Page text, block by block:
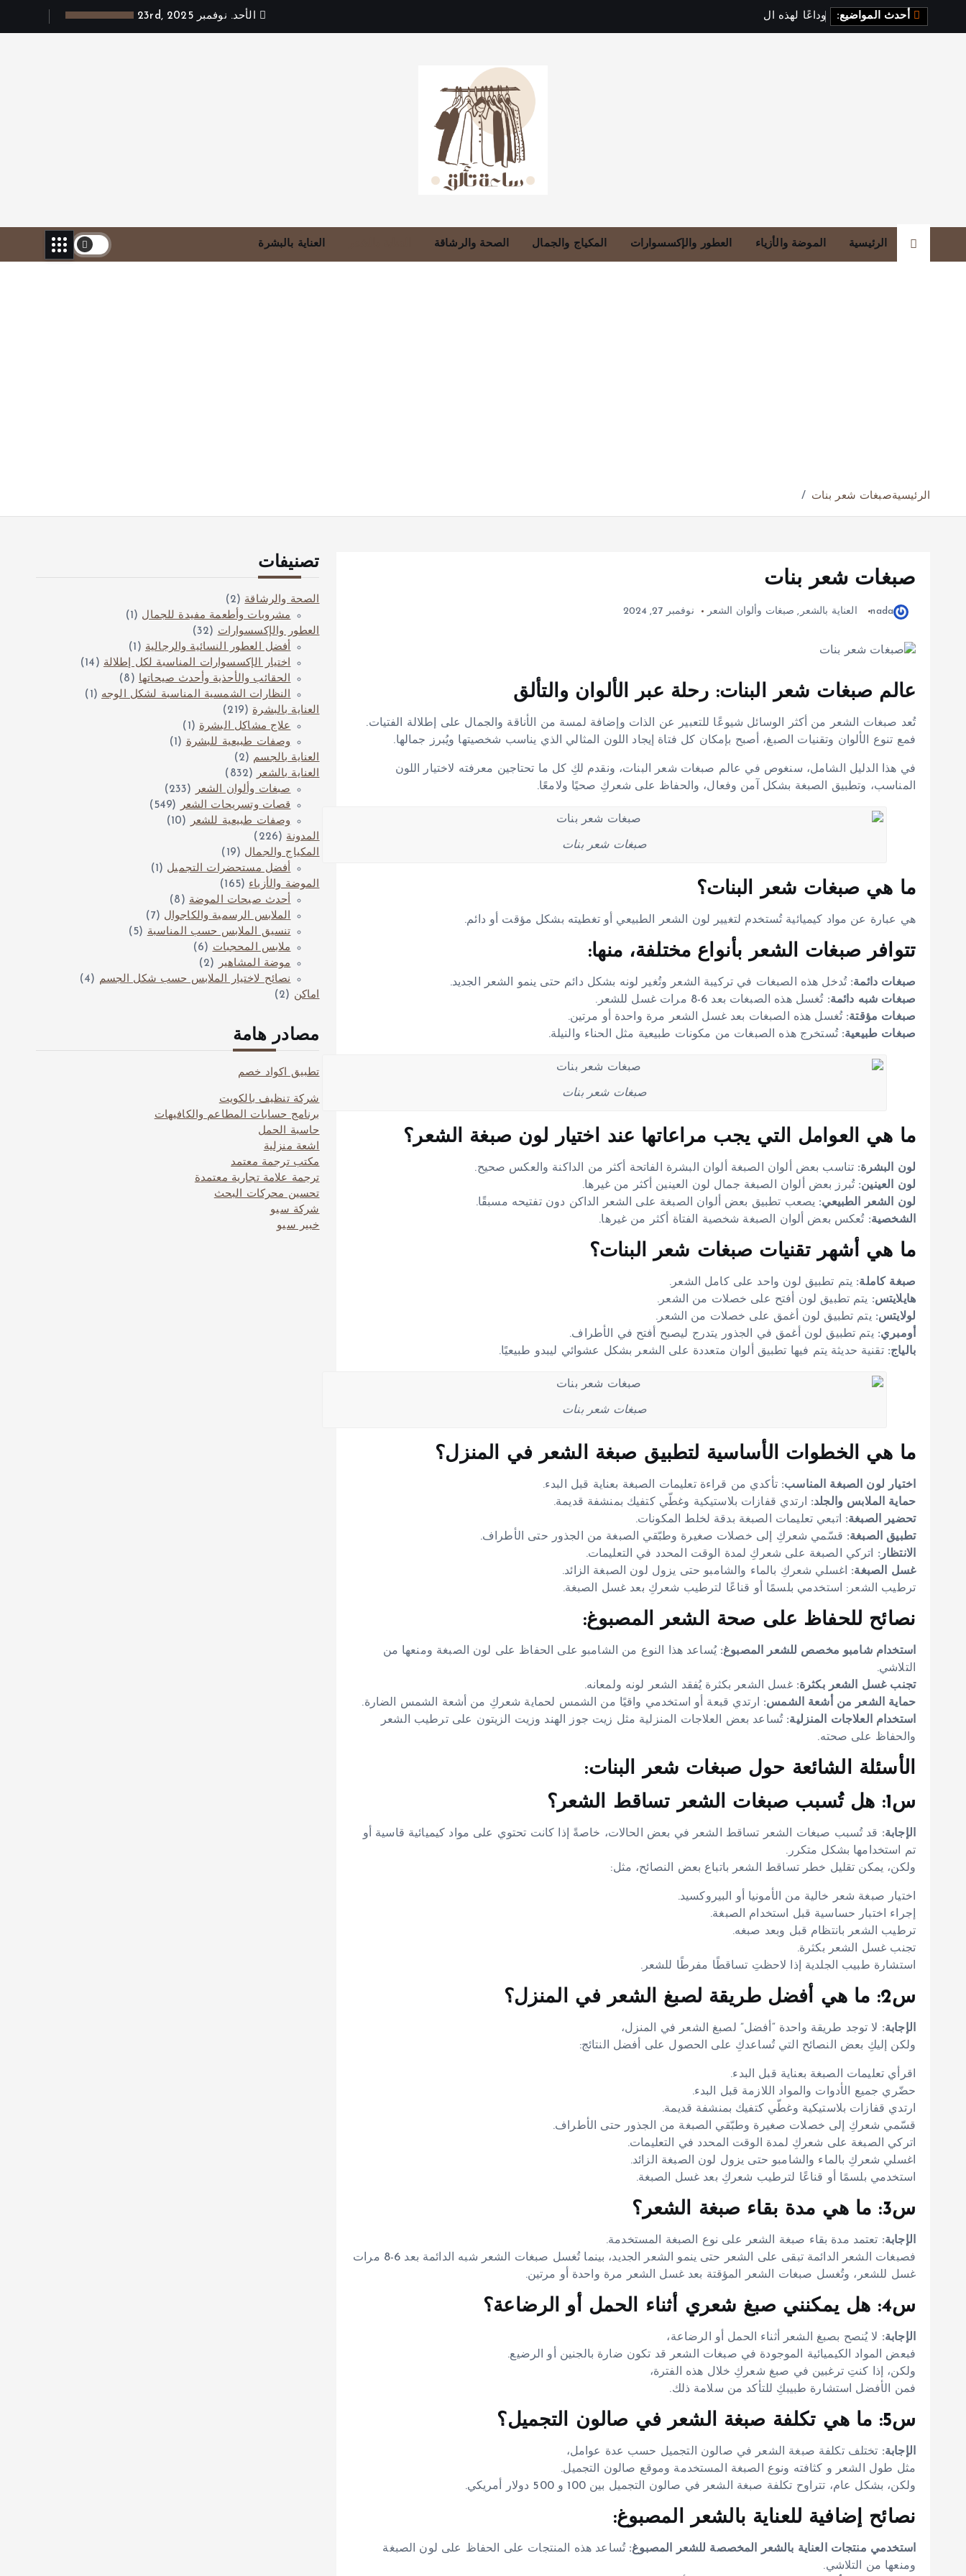
ت
ى
أحدث المواضيع: وداعا لهذه ا لأل الأحد. نوفمبر 23rd, 2025
الرئيسية الموضة والأزياء العطور والإكسسوارات المكياج والجمال الصحة والرشاقة العناية بالبشرة
الرئيسيةصبغات شعر بنات
صبغات شعر بنات
nada العناية بالشعر , صبغات وألوان الشعر نوفمبر 27, 2024
عالم صبغات شعر البنات: رحلة عبر الألوان والتألق
تُعد صبغات الشعر من أكثر الوسائل شيوعًا للتعبير عن الذات وإضافة لمسة من الأناقة والجمال على إطلالة الفتيات.
فمع تنوع الألوان وتقنيات الصبغ، أصبح بإمكان كل فتاة إيجاد اللون المثالي الذي يناسب شخصيتها ويُبرز جمالها.
في هذا الدليل الشامل، سنغوص في عالم صبغات شعر البنات، ونقدم لكِ كل ما تحتاجين معرفته لاختيار اللون
المناسب، وتطبيق الصبغة بشكل آمن وفعال، والحفاظ على شعركِ صحيًا ولامعًا.
صبغات شعر بنات
ما هي صبغات شعر البنات؟
هي عبارة عن مواد كيميائية تُستخدم لتغيير لون الشعر الطبيعي أو تغطيته بشكل مؤقت أو دائم.
تتوافر صبغات الشعر بأنواع مختلفة، منها:
صبغات دائمة: تُدخل هذه الصبغات في تركيبة الشعر وتُغير لونه بشكل دائم حتى ينمو الشعر الجديد.
صبغات شبه دائمة: تُغسل هذه الصبغات بعد 6-8 مرات غسل للشعر.
صبغات مؤقتة: تُغسل هذه الصبغات بعد غسل الشعر مرة واحدة أو مرتين.
صبغات طبيعية: تُستخرج هذه الصبغات من مكونات طبيعية مثل الحناء والنيلة.
صبغات شعر بنات
ما هي العوامل التي يجب مراعاتها عند اختيار لون صبغة الشعر؟
لون البشرة: تناسب بعض ألوان الصبغة ألوان البشرة الفاتحة أكثر من الداكنة والعكس صحيح.
لون العينين: تُبرز بعض ألوان الصبغة جمال لون العينين أكثر من غيرها.
لون الشعر الطبيعي: يصعب تطبيق بعض ألوان الصبغة على الشعر الداكن دون تفتيحه مسبقًا.
الشخصية: تُعكس بعض ألوان الصبغة شخصية الفتاة أكثر من غيرها.
ما هي أشهر تقنيات صبغات شعر البنات؟
صبغة كاملة: يتم تطبيق لون واحد على كامل الشعر.
هايلايتس: يتم تطبيق لون أفتح على خصلات من الشعر.
لولايتس: يتم تطبيق لون أغمق على خصلات من الشعر.
أومبري: يتم تطبيق لون أغمق في الجذور يتدرج ليصبح أفتح في الأطراف.
بالياج: تقنية حديثة يتم فيها تطبيق ألوان متعددة على الشعر بشكل عشوائي ليبدو طبيعيًا.
صبغات شعر بنات
ما هي الخطوات الأساسية لتطبيق صبغة الشعر في المنزل؟
اختيار لون الصبغة المناسب: تأكدي من قراءة تعليمات الصبغة بعناية قبل البدء.
حماية الملابس والجلد: ارتدي قفازات بلاستيكية وغطّي كتفيك بمنشفة قديمة.
تحضير الصبغة: اتبعي تعليمات الصبغة بدقة لخلط المكونات.
تطبيق الصبغة: قسّمي شعركِ إلى خصلات صغيرة وطبّقي الصبغة من الجذور حتى الأطراف.
الانتظار: اتركي الصبغة على شعركِ لمدة الوقت المحدد في التعليمات.
غسل الصبغة: اغسلي شعركِ بالماء والشامبو حتى يزول لون الصبغة الزائد.
ترطيب الشعر: استخدمي بلسمًا أو قناعًا لترطيب شعركِ بعد غسل الصبغة.
نصائح للحفاظ على صحة الشعر المصبوغ:
استخدام شامبو مخصص للشعر المصبوغ: يُساعد هذا النوع من الشامبو على الحفاظ على لون الصبغة ومنعها من
التلاشي.
تجنب غسل الشعر بكثرة: غسل الشعر بكثرة يُفقد الشعر لونه ولمعانه.
حماية الشعر من أشعة الشمس: ارتدي قبعة أو استخدمي واقيًا من الشمس لحماية شعركِ من أشعة الشمس الضارة.
استخدام العلاجات المنزلية: تُساعد بعض العلاجات المنزلية مثل زيت جوز الهند وزيت الزيتون على ترطيب الشعر
والحفاظ على صحته.
الأسئلة الشائعة حول صبغات شعر البنات:
س1: هل تُسبب صبغات الشعر تساقط الشعر؟
الإجابة: قد تُسبب صبغات الشعر تساقط الشعر في بعض الحالات، خاصةً إذا كانت تحتوي على مواد كيميائية قاسية أو
تم استخدامها بشكل متكرر.
ولكن، يمكن تقليل خطر تساقط الشعر باتباع بعض النصائح، مثل:
اختيار صبغة شعر خالية من الأمونيا أو البيروكسيد.
إجراء اختبار حساسية قبل استخدام الصبغة.
ترطيب الشعر بانتظام قبل وبعد صبغه.
تجنب غسل الشعر بكثرة.
استشارة طبيب الجلدية إذا لاحظتِ تساقطًا مفرطًا للشعر.
س2: ما هي أفضل طريقة لصبغ الشعر في المنزل؟
الإجابة: لا توجد طريقة واحدة “أفضل” لصبغ الشعر في المنزل،
ولكن إليكِ بعض النصائح التي تُساعدكِ على الحصول على أفضل النتائج:
اقرأي تعليمات الصبغة بعناية قبل البدء.
حضّري جميع الأدوات والمواد اللازمة قبل البدء.
ارتدي قفازات بلاستيكية وغطّي كتفيك بمنشفة قديمة.
قسّمي شعركِ إلى خصلات صغيرة وطبّقي الصبغة من الجذور حتى الأطراف.
اتركي الصبغة على شعركِ لمدة الوقت المحدد في التعليمات.
اغسلي شعركِ بالماء والشامبو حتى يزول لون الصبغة الزائد.
استخدمي بلسمًا أو قناعًا لترطيب شعركِ بعد غسل الصبغة.
س3: ما هي مدة بقاء صبغة الشعر؟
الإجابة: تعتمد مدة بقاء صبغة الشعر على نوع الصبغة المستخدمة.
فصبغات الشعر الدائمة تبقى على الشعر حتى ينمو الشعر الجديد، بينما تُغسل صبغات الشعر شبه الدائمة بعد 6-8 مرات
غسل للشعر، وتُغسل صبغات الشعر المؤقتة بعد غسل الشعر مرة واحدة أو مرتين.
س4: هل يمكنني صبغ شعري أثناء الحمل أو الرضاعة؟
الإجابة: لا يُنصح بصبغ الشعر أثناء الحمل أو الرضاعة،
فبعض المواد الكيميائية الموجودة في صبغات الشعر قد تكون ضارة بالجنين أو الرضيع.
ولكن، إذا كنتِ ترغبين في صبغ شعركِ خلال هذه الفترة،
فمن الأفضل استشارة طبيبكِ للتأكد من سلامة ذلك.
س5: ما هي تكلفة صبغة الشعر في صالون التجميل؟
الإجابة: تختلف تكلفة صبغة الشعر في صالون التجميل حسب عدة عوامل،
مثل طول الشعر و كثافته ونوع الصبغة المستخدمة وموقع صالون التجميل.
ولكن، بشكل عام، تتراوح تكلفة صبغة الشعر في صالون التجميل بين 100 و 500 دولار أمريكي.
نصائح إضافية للعناية بالشعر المصبوغ:
استخدمي منتجات العناية بالشعر المخصصة للشعر المصبوغ: تُساعد هذه المنتجات على الحفاظ على لون الصبغة
ومنعها من التلاشي.
تصنيفات
الصحة والرشاقة (2)
مشروبات وأطعمة مفيدة للجمال (1)
العطور والإكسسوارات (32)
أفضل العطور النسائية والرجالية (1)
اختيار الإكسسوارات المناسبة لكل إطلالة (14)
الحقائب والأحذية وأحدث صيحاتها (8)
النظارات الشمسية المناسبة لشكل الوجه (1)
العناية بالبشرة (219)
علاج مشاكل البشرة (1)
وصفات طبيعية للبشرة (1)
العناية بالجسم (2)
العناية بالشعر
(832)
صبغات وألوان الشعر
(233)
قصات وتسريحات الشعر
(549)
وصفات طبيعية للشعر
(10)
المدونة (226)
المكياج والجمال (19)
أفضل مستحضرات التجميل (1)
الموضة والأزياء (165)
أحدث صيحات الموضة (8)
الملابس الرسمية والكاجوال (7)
تنسيق الملابس حسب المناسبة (5)
ملابس المحجبات (6)
موضة المشاهير
(2)
نصائح لاختيار الملابس حسب شكل الجسم (4)
اماكن (2)
مصادر هامة
تطبيق اكواد خصم
شركة تنظيف بالكويت
برنامج حسابات المطاعم والكافيهات
حاسبة الحمل
اشعة منزلية
مكتب ترجمة معتمد
ترجمة علامة تجارية معتمدة
تحسين محركات البحث
شركة سيو
خبير سيو